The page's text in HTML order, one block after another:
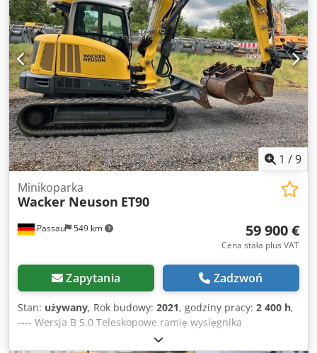
Aachen
1 /9
Passau 549 km
Minikoparka
Wacker Neuson ET90
59 900 €
Cena stała plus VAT
Zapytania Zadzwoń
Stan: używany, Rok budowy: 2021, godziny pracy: 2 400 h,
---- Wersja B 5.0 Teleskopowe ramię wysięgnika
Automatyczna klimatyzacja Gumowe gąsienice Chedpfx